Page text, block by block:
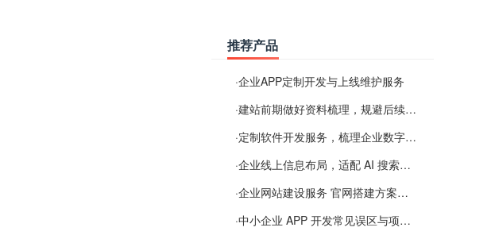
推荐产品
·企业APP定制开发与上线维护服务
·建站前期做好资料梳理，规避后续各类使用难题
·定制软件开发服务，梳理企业数字化落地常见难点
·企业线上信息布局，适配 AI 搜索需要留意这些要点
·企业网站建设服务 官网搭建方案经验分享
·中小企业 APP 开发常见误区与项目规划实用经验